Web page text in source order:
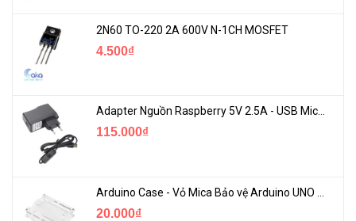
2N60 TO-220 2A 600V N-1CH MOSFET
4.500₫
Adapter Nguồn Raspberry 5V 2.5A - USB Micro Có Công Tắc
115.000₫
20.000₫